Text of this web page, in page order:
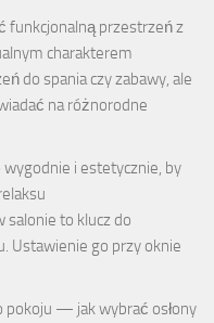
funkcjonalną przestrzeń z
charakterem
do spania czy zabawy, ale
na różnorodne
i estetycznie, by
salonie to klucz do
Ustawienie go przy oknie
pokoju — jak wybrać osłony